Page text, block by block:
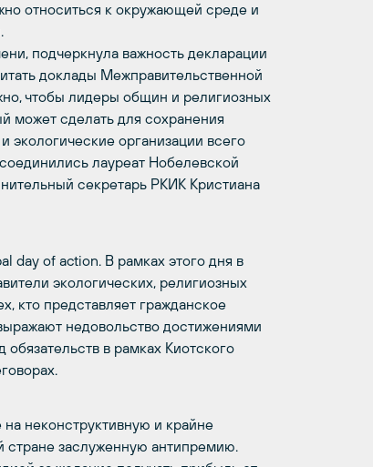
относиться к окружающей среде и
подчеркнула важность декларации
доклады Межправительственной
чтобы лидеры общин и религиозных
может сделать для сохранения
экологические организации всего
лауреат Нобелевской
секретарь РКИК Кристиана
day of action. В рамках этого дня в
экологических, религиозных
кто представляет гражданское
недовольство достижениями
в рамках Киотского
неконструктивную и крайне
стране заслуженную антипремию.